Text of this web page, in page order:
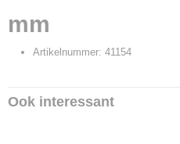
mm
Artikelnummer: 41154
Ook interessant